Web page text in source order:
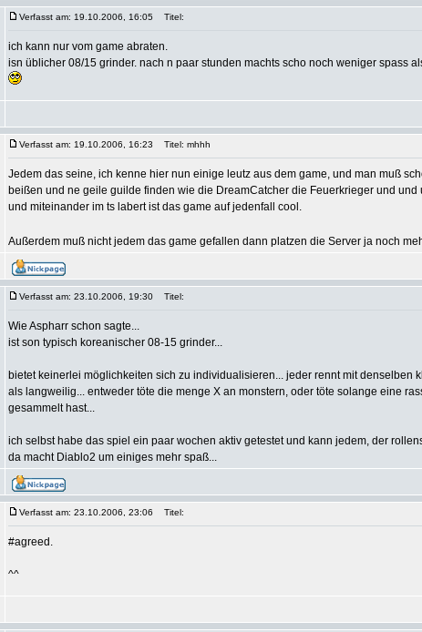
Verfasst am: 19.10.2006, 16:05 Titel:
ich kann nur vom game abraten.
isn üblicher 08/15 grinder. nach n paar stunden machts scho noch weniger spass
Verfasst am: 19.10.2006, 16:23 Titel: mhhh
Jedem das seine, ich kenne hier nun einige leutz aus dem game, und man muß
beißen und ne geile guilde finden wie die DreamCatcher die Feuerkrieger und und
und miteinander im ts labert ist das game auf jedenfall cool.
Außerdem muß nicht jedem das game gefallen dann platzen die Server ja noch
Verfasst am: 23.10.2006, 19:30 Titel:
Wie Aspharr schon sagte...
ist son typisch koreanischer 08-15 grinder...
bietet keinerlei möglichkeiten sich zu individualisieren... jeder rennt mit denselben
als langweilig... entweder töte die menge X an monstern, oder töte solange eine
gesammelt hast...
ich selbst habe das spiel ein paar wochen aktiv getestet und kann jedem, der
da macht Diablo2 um einiges mehr spaß...
Verfasst am: 23.10.2006, 23:06 Titel:
#agreed.
^^